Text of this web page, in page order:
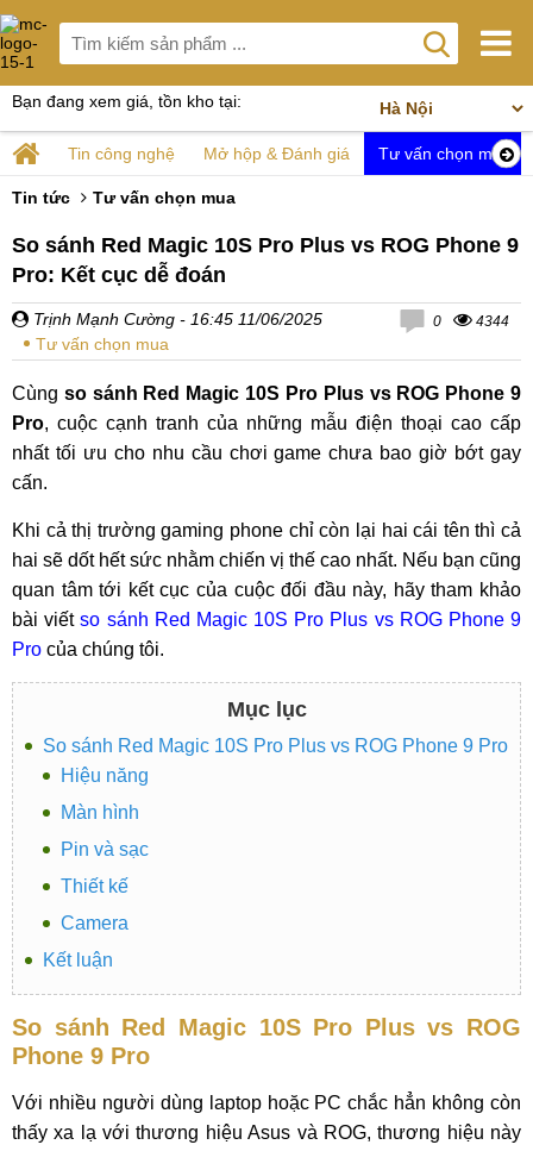
Bạn đang xem giá, tồn kho tại:
Tin công nghệ Mở hộp & Đánh giá Tư vấn chọn mua
Tin tức Tư vấn chọn mua
So sánh Red Magic 10S Pro Plus vs ROG Phone 9
Pro: Kết cục dễ đoán
Trịnh Mạnh Cường - 16:45 11/06/2025
Tư vấn chọn mua
0 4344
Cùng so sánh Red Magic 10S Pro Plus vs ROG Phone 9
Pro, cuộc cạnh tranh của những mẫu điện thoại cao cấp
nhất tối ưu cho nhu cầu chơi game chưa bao giờ bớt gay
cấn.
Khi cả thị trường gaming phone chỉ còn lại hai cái tên thì cả
hai sẽ dốt hết sức nhằm chiến vị thế cao nhất. Nếu bạn cũng
quan tâm tới kết cục của cuộc đối đầu này, hãy tham khảo
bài viếtso sánh Red Magic 10S Pro Plus vs ROG Phone 9
Pro của chúng tôi.
Mục lục
So sánh Red Magic 10S Pro Plus vs ROG Phone 9 Pro
Hiệu năng
Màn hình
Pin và sạc
Thiết kế
Camera
Kết luận
So sánh Red Magic 10S Pro Plus vs ROG
Phone 9 Pro
Với nhiều người dùng laptop hoặc PC chắc hẳn không còn
thấy xa lạ với thương hiệu Asus và ROG, thương hiệu này